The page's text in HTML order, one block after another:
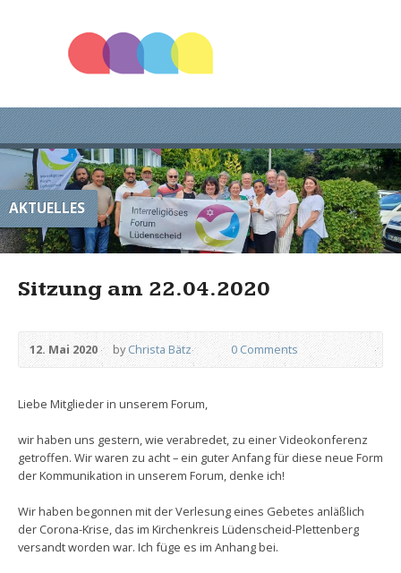
AKTUELLES
Sitzung am 22.04.2020
12. Mai 2020 byChrista Bätz 0 Comments
Liebe Mitglieder in unserem Forum,
wir haben uns gestern, wie verabredet, zu einer Videokonferenz
getroffen. Wir waren zu acht – ein guter Anfang für diese neue Form
der Kommunikation in unserem Forum, denke ich!
Wir haben begonnen mit der Verlesung eines Gebetes anläßlich
der Corona-Krise, das im Kirchenkreis Lüdenscheid-Plettenberg
versandt worden war. Ich füge es im Anhang bei.